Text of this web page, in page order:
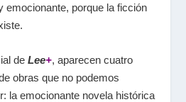
emocionante, porque la ficción
de Lee+, aparecen cuatro
obras que no podemos
la emocionante novela histórica